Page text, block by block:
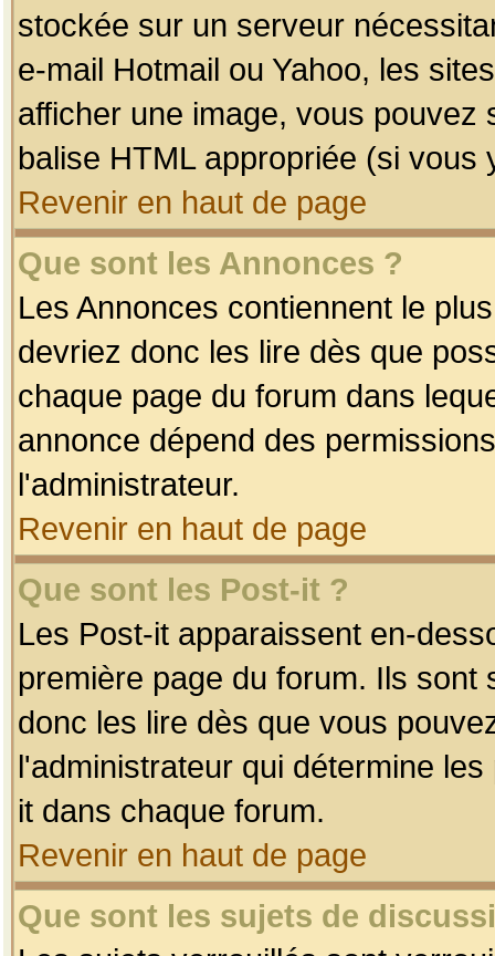
stockée sur un serveur
e-mail Hotmail ou Yahoo, les
afficher une image, vous pouvez
balise HTML appropriée (si vous
Revenir en haut de page
Que sont les Annonces ?
Les Annonces contiennent le
devriez donc les lire dès que
chaque page du forum dans
annonce dépend des
l'administrateur.
Revenir en haut de page
Que sont les Post-it ?
Les Post-it apparaissent en-
première page du forum. Ils
donc les lire dès que vous
l'administrateur qui détermine
it dans chaque forum.
Revenir en haut de page
Que sont les sujets de